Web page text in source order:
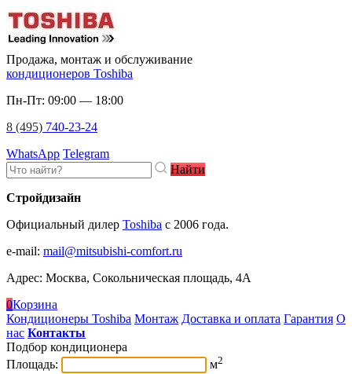
Продажа, монтаж и обслуживание
кондиционеров Toshiba
Пн-Пт: 09:00 — 18:00
8 (495) 740-23-24
WhatsApp Telegram
Найти
Стройдизайн
Официальный дилер Toshiba c 2006 года.
e-mail: mail@mitsubishi-comfort.ru
Адрес: Москва, Сокольническая площадь, 4А
0Корзина
Кондиционеры Toshiba Монтаж Доставка и оплата Гарантия О
нас Контакты
Подбор кондиционера
Площадь:
м2